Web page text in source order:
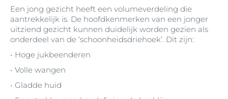
Een jong gezicht heeft een volumeverdeling die
aantrekkelijk is. De hoofdkenmerken van een jonger
uitziend gezicht kunnen duidelijk worden gezien als
onderdeel van de ‘schoonheidsdriehoek’. Dit zijn:
Hoge jukbeenderen
Volle wangen
Gladde huid